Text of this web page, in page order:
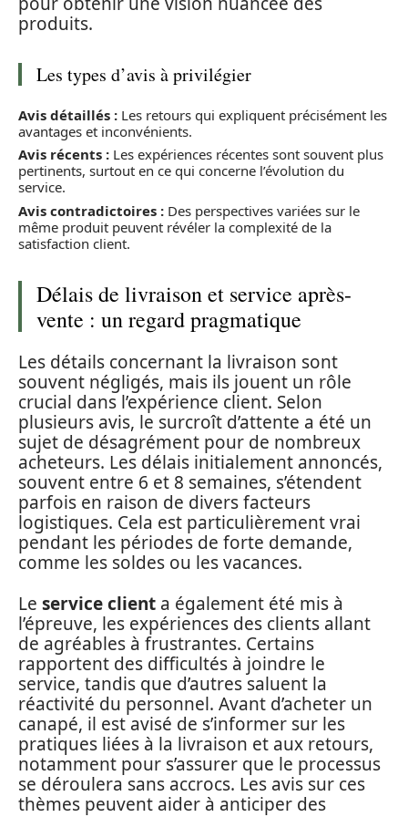
produits.
Les types d’avis à privilégier
Avis détaillés : Les retours qui expliquent précisément les
avantages et inconvénients.
Avis récents : Les expériences récentes sont souvent plus
pertinents, surtout en ce qui concerne l’évolution du
service.
Avis contradictoires : Des perspectives variées sur le
même produit peuvent révéler la complexité de la
satisfaction client.
Délais de livraison et service après-
vente : un regard pragmatique
Les détails concernant la livraison sont
souvent négligés, mais ils jouent un rôle
crucial dans l’expérience client. Selon
plusieurs avis, le surcroît d’attente a été un
sujet de désagrément pour de nombreux
acheteurs. Les délais initialement annoncés,
souvent entre 6 et 8 semaines, s’étendent
parfois en raison de divers facteurs
logistiques. Cela est particulièrement vrai
pendant les périodes de forte demande,
comme les soldes ou les vacances.
Le service client a également été mis à
l’épreuve, les expériences des clients allant
de agréables à frustrantes. Certains
rapportent des difficultés à joindre le
service, tandis que d’autres saluent la
réactivité du personnel. Avant d’acheter un
canapé, il est avisé de s’informer sur les
pratiques liées à la livraison et aux retours,
notamment pour s’assurer que le processus
se déroulera sans accrocs. Les avis sur ces
thèmes peuvent aider à anticiper des